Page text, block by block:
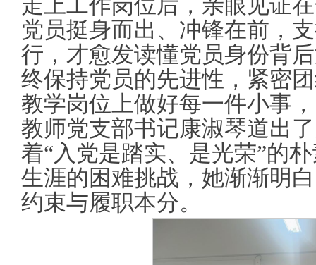
走上工作岗位后，亲眼见证
党员挺身而出、冲锋在前，
行，才愈发读懂党员身份背
终保持党员的先进性，紧密
教学岗位上做好每一件小事
教师党支部书记康淑琴道出
着“入党是踏实、是光荣”的
生涯的困难挑战，她渐渐明
约束与履职本分。